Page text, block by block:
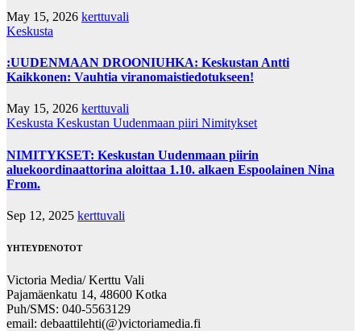
May 15, 2026 kerttuvali
Keskusta
:UUDENMAAN DROONIUHKA: Keskustan Antti
Kaikkonen: Vauhtia viranomaistiedotukseen!
May 15, 2026 kerttuvali
Keskusta Keskustan Uudenmaan piiri Nimitykset
NIMITYKSET: Keskustan Uudenmaan piirin
aluekoordinaattorina aloittaa 1.10. alkaen Espoolainen Nina
From.
Sep 12, 2025 kerttuvali
YHTEYDENOTOT
Victoria Media/ Kerttu Vali
Pajamäenkatu 14, 48600 Kotka
Puh/SMS: 040-5563129
email: debaattilehti(@)victoriamedia.fi